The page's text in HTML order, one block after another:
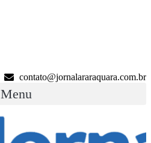
contato@jornalararaquara.com.br
Menu